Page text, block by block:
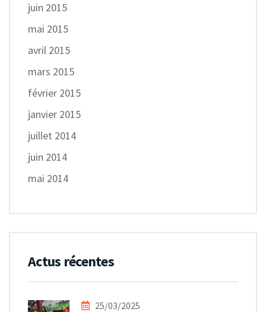
juin 2015
mai 2015
avril 2015
mars 2015
février 2015
janvier 2015
juillet 2014
juin 2014
mai 2014
Actus récentes
25/03/2025